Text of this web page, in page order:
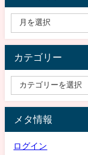
カテゴリー
メタ情報
ログイン